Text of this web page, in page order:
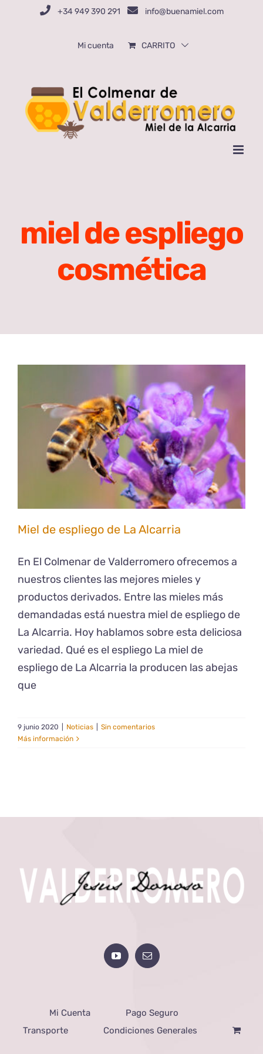
+34 949 390 291 info@buenamiel.com
Mi cuenta CARRITO
miel de espliego
cosmética
Miel de espliego de La Alcarria
En El Colmenar de Valderromero ofrecemos a
nuestros clientes las mejores mieles y
productos derivados. Entre las mieles más
demandadas está nuestra miel de espliego de
La Alcarria. Hoy hablamos sobre esta deliciosa
variedad. Qué es el espliego La miel de
espliego de La Alcarria la producen las abejas
que
9 junio 2020 Noticias
Sin comentarios
Más información
Mi Cuenta
Pago Seguro
Transporte
Condiciones Generales